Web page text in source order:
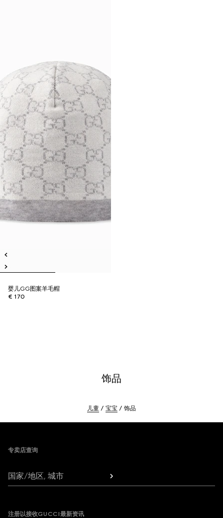
婴儿GG图案羊毛帽
€ 170
饰品
儿童 宝宝 饰品
专卖店查询
国家/地区, 城市
注册以接收GUCCI最新资讯